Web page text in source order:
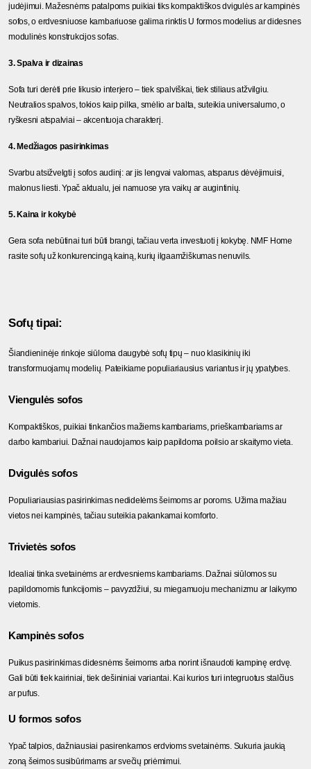
judėjimui. Mažesnėms patalpoms puikiai tiks kompaktiškos dvigulės ar kampinės
sofos, o erdvesniuose kambariuose galima rinktis U formos modelius ar didesnes
modulinės konstrukcijos sofas.
3. Spalva ir dizainas
Sofa turi derėti prie likusio interjero – tiek spalviškai, tiek stiliaus atžvilgiu.
Neutralios spalvos, tokios kaip pilka, smėlio ar balta, suteikia universalumo, o
ryškesni atspalviai – akcentuoja charakterį.
4. Medžiagos pasirinkimas
Svarbu atsižvelgti į sofos audinį: ar jis lengvai valomas, atsparus dėvėjimuisi,
malonus liesti. Ypač aktualu, jei namuose yra vaikų ar augintinių.
5. Kaina ir kokybė
Gera sofa nebūtinai turi būti brangi, tačiau verta investuoti į kokybę. NMF Home
rasite sofų už konkurencingą kainą, kurių ilgaamžiškumas nenuvils.
Sofų tipai:
Šiandieninėje rinkoje siūloma daugybė sofų tipų – nuo klasikinių iki
transformuojamų modelių. Pateikiame populiariausius variantus ir jų ypatybes.
Viengulės sofos
Kompaktiškos, puikiai tinkančios mažiems kambariams, prieškambariams ar
darbo kambariui. Dažnai naudojamos kaip papildoma poilsio ar skaitymo vieta.
Dvigulės sofos
Populiariausias pasirinkimas nedidelėms šeimoms ar poroms. Užima mažiau
vietos nei kampinės, tačiau suteikia pakankamai komforto.
Trivietės sofos
Idealiai tinka svetainėms ar erdvesniems kambariams. Dažnai siūlomos su
papildomomis funkcijomis – pavyzdžiui, su miegamuoju mechanizmu ar laikymo
vietomis.
Kampinės sofos
Puikus pasirinkimas didesnėms šeimoms arba norint išnaudoti kampinę erdvę.
Gali būti tiek kairiniai, tiek dešininiai variantai. Kai kurios turi integruotus stalčius
ar pufus.
U formos sofos
Ypač talpios, dažniausiai pasirenkamos erdvioms svetainėms. Sukuria jaukią
zoną šeimos susibūrimams ar svečių priėmimui.